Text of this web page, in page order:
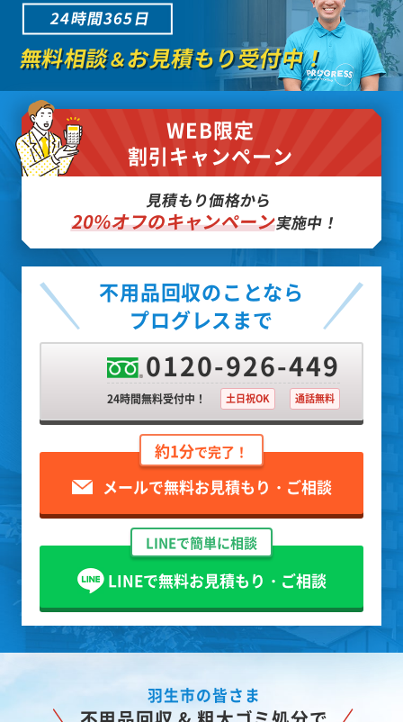
24時間365日
無料相談＆お見積もり受付中！
WEB限定
割引キャンペーン
見積もり価格から
20%オフのキャンペーン実施中！
不用品回収のことなら
プログレスまで
0120-926-449
24時間無料受付中！ 土日祝OK 通話無料
約1分で完了！
メールで無料お見積もり・ご相談
LINEで簡単に相談
LINEで無料お見積もり・ご相談
羽生市の皆さま